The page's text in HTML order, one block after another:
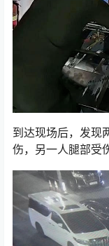
到达现场后，发现
伤，另一人腿部受